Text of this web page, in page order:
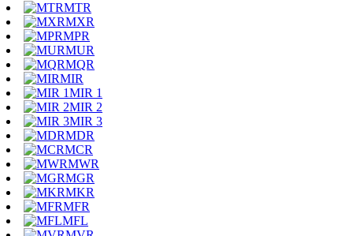
MTR
MXR
MPR
MUR
MQR
MIR
MIR 1
MIR 2
MIR 3
MDR
MCR
MWR
MGR
MKR
MFR
MFL